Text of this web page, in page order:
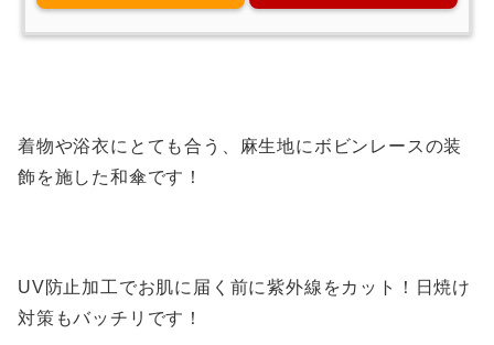
着物や浴衣にとても合う、麻生地にボビンレースの装
飾を施した和傘です！
UV防止加工でお肌に届く前に紫外線をカット！日焼け
対策もバッチリです！